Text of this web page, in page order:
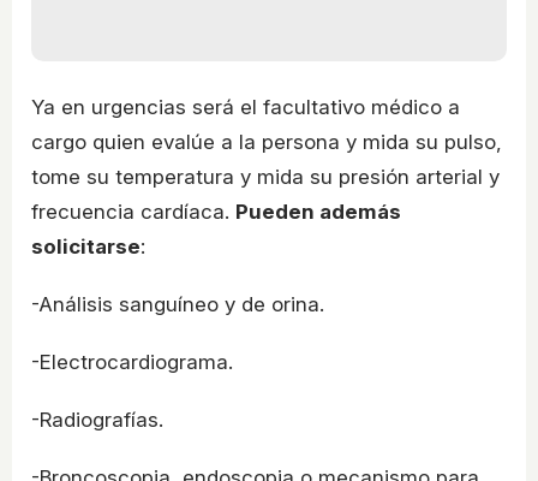
Ya en urgencias será el facultativo médico a
cargo quien evalúe a la persona y mida su pulso,
tome su temperatura y mida su presión arterial y
frecuencia cardíaca. Pueden además
solicitarse:
-Análisis sanguíneo y de orina.
-Electrocardiograma.
-Radiografías.